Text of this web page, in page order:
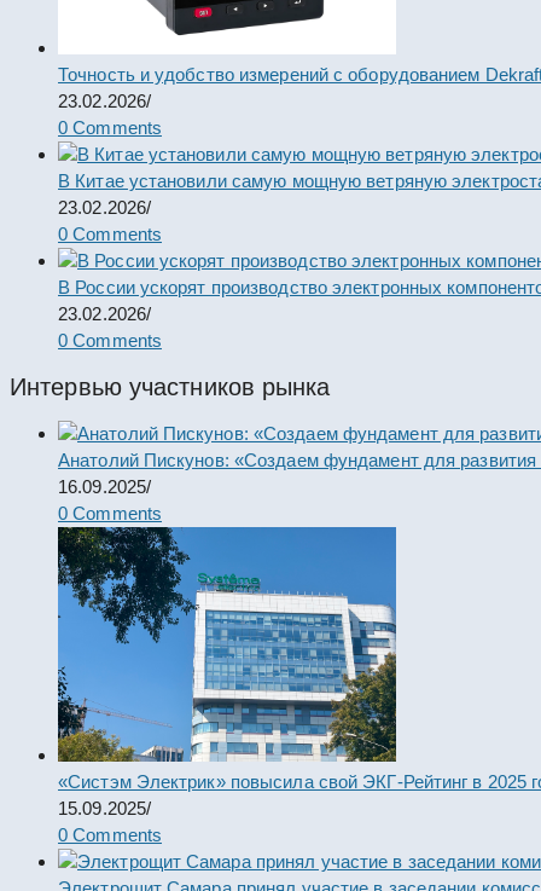
Точность и удобство измерений с оборудованием
23.02.2026/
0 Comments
В Китае установили самую мощную ветряную
23.02.2026/
0 Comments
В России ускорят производство электронных
23.02.2026/
0 Comments
Интервью участников рынка
Анатолий Пискунов: «Создаем фундамент для развития
16.09.2025/
0 Comments
«Систэм Электрик» повысила свой ЭКГ-Рейтинг в 2025
15.09.2025/
0 Comments